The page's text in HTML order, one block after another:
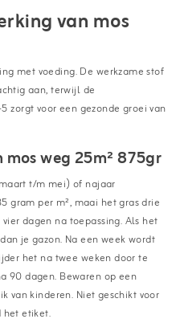
van mos
met voeding. De werkzame stof
aan, terwijl de
zorgt voor een gezonde groei van
weg 25m² 875gr
t/m mei) of najaar
gram per m², maai het gras drie
dagen na toepassing. Als het
je gazon. Na een week wordt
het na twee weken door te
90 dagen. Bewaren op een
van kinderen. Niet geschikt voor
het etiket.